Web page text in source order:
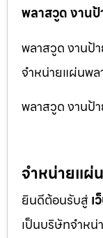
พลาสวูด งาน
พลาสวูด งานป้
จำหน่ายแผ่นพ
พลาสวูด งานป้
จำหน่ายแผ่
ยินดีต้อนรับสู่เ
เป็นบริษัทจำห